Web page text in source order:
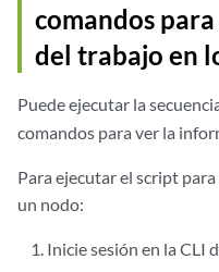
comandos
del trabajo en
Puede ejecutar la
comandos para ver la
Para ejecutar el script
un nodo:
Inicie sesión en la CLI